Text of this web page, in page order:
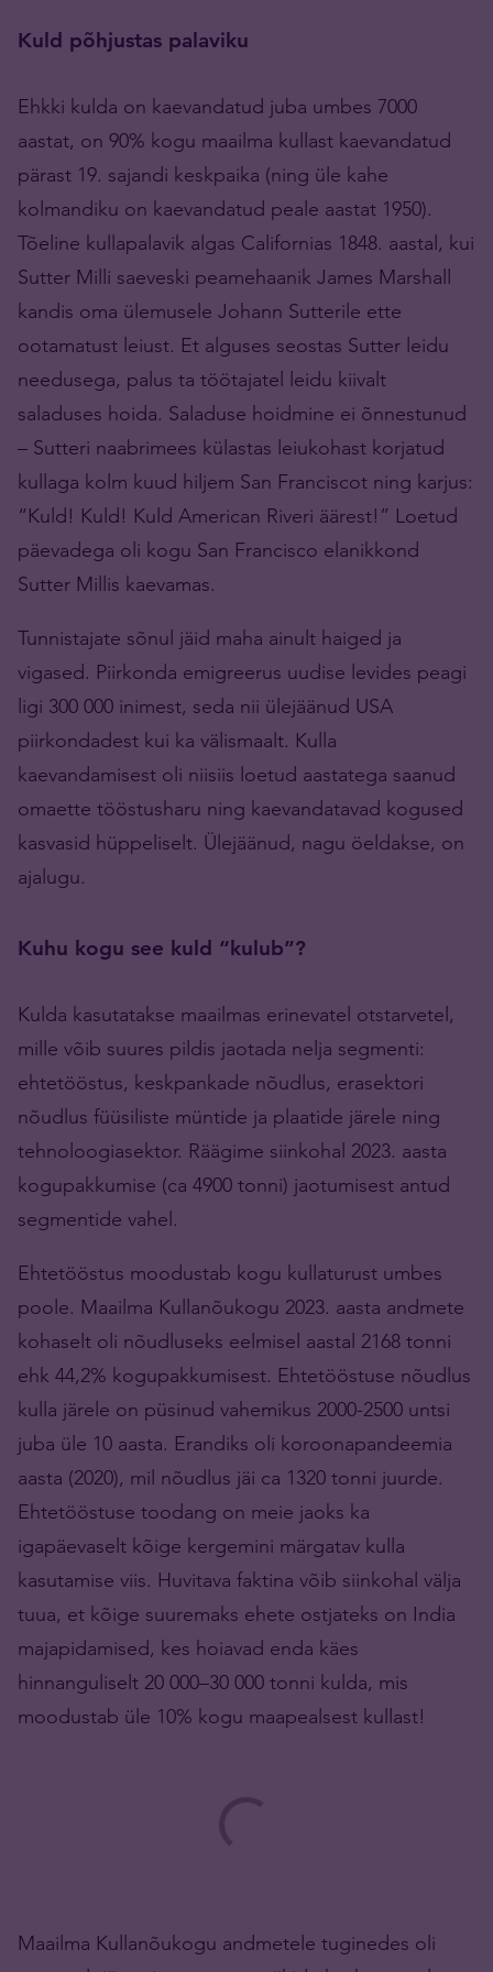
Kuld põhjustas palaviku
Ehkki kulda on kaevandatud juba umbes 7000
aastat, on 90% kogu maailma kullast kaevandatud
pärast 19. sajandi keskpaika (ning üle kahe
kolmandiku on kaevandatud peale aastat 1950).
Tõeline kullapalavik algas Californias 1848. aastal, kui
Sutter Milli saeveski peamehaanik James Marshall
kandis oma ülemusele Johann Sutterile ette
ootamatust leiust. Et alguses seostas Sutter leidu
needusega, palus ta töötajatel leidu kiivalt
saladuses hoida. Saladuse hoidmine ei õnnestunud
– Sutteri naabrimees külastas leiukohast korjatud
kullaga kolm kuud hiljem San Franciscot ning karjus:
“Kuld! Kuld! Kuld American Riveri äärest!” Loetud
päevadega oli kogu San Francisco elanikkond
Sutter Millis kaevamas.
Tunnistajate sõnul jäid maha ainult haiged ja
vigased. Piirkonda emigreerus uudise levides peagi
ligi 300 000 inimest, seda nii ülejäänud USA
piirkondadest kui ka välismaalt. Kulla
kaevandamisest oli niisiis loetud aastatega saanud
omaette tööstusharu ning kaevandatavad kogused
kasvasid hüppeliselt. Ülejäänud, nagu öeldakse, on
ajalugu.
Kuhu kogu see kuld “kulub”?
Kulda kasutatakse maailmas erinevatel otstarvetel,
mille võib suures pildis jaotada nelja segmenti:
ehtetööstus, keskpankade nõudlus, erasektori
nõudlus füüsiliste müntide ja plaatide järele ning
tehnoloogiasektor. Räägime siinkohal 2023. aasta
kogupakkumise (ca 4900 tonni) jaotumisest antud
segmentide vahel.
Ehtetööstus moodustab kogu kullaturust umbes
poole. Maailma Kullanõukogu 2023. aasta andmete
kohaselt oli nõudluseks eelmisel aastal 2168 tonni
ehk 44,2% kogupakkumisest. Ehtetööstuse nõudlus
kulla järele on püsinud vahemikus 2000-2500 untsi
juba üle 10 aasta. Erandiks oli koroonapandeemia
aasta (2020), mil nõudlus jäi ca 1320 tonni juurde.
Ehtetööstuse toodang on meie jaoks ka
igapäevaselt kõige kergemini märgatav kulla
kasutamise viis. Huvitava faktina võib siinkohal välja
tuua, et kõige suuremaks ehete ostjateks on India
majapidamised, kes hoiavad enda käes
hinnanguliselt 20 000–30 000 tonni kulda, mis
moodustab üle 10% kogu maapealsest kullast!
Maailma Kullanõukogu andmetele tuginedes oli